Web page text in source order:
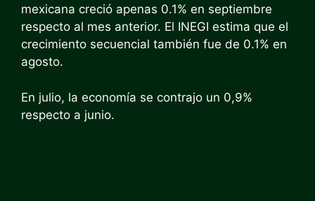
mexicana creció apenas 0.1% en septiembre
respecto al mes anterior. El INEGI estima que el
crecimiento secuencial también fue de 0.1% en
agosto.
En julio, la economía se contrajo un 0,9%
respecto a junio.